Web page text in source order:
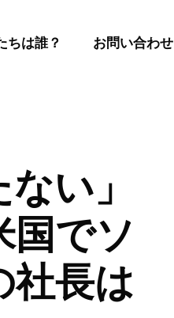
ちは誰？ お問い合わせ
い」
でソ
長は